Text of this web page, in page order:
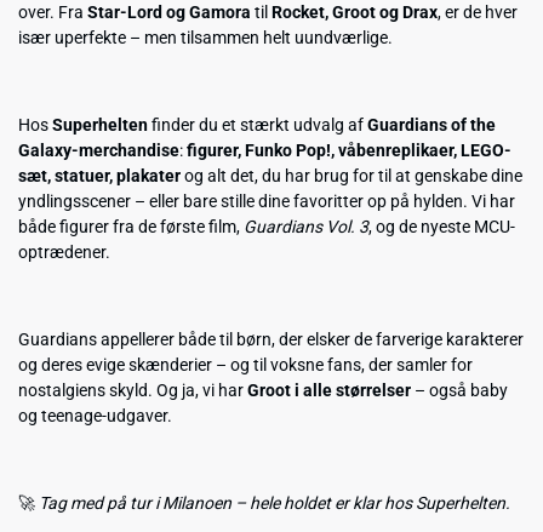
over. Fra Star-Lord og Gamora til Rocket, Groot og Drax, er de hver
især uperfekte – men tilsammen helt uundværlige.
HosSuperheltenfinder du et stærkt udvalg afGuardians of the
Galaxy-merchandise:figurer, Funko Pop!, våbenreplikaer, LEGO-
sæt, statuer, plakaterog alt det, du har brug for til at genskabe dine
yndlingsscener – eller bare stille dine favoritter op på hylden. Vi har
både figurer fra de første film, Guardians Vol. 3, og de nyeste MCU-
optrædener.
Guardians appellerer både til børn, der elsker de farverige karakterer
og deres evige skænderier – og til voksne fans, der samler for
nostalgiens skyld. Og ja, vi harGroot i alle størrelser – også baby
og teenage-udgaver.
🚀 Tag med på tur i Milanoen – hele holdet er klar hos Superhelten.